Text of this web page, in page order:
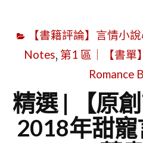
【書籍評論】言情小
Notes, 第1 區｜【書單
Romance
精選 | 【原
2018年甜